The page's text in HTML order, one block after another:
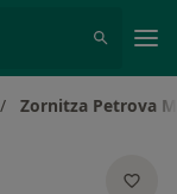
města
Zornitza Petrova